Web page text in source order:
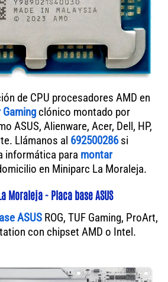
de CPU procesadores AMD en
clónico montado por
ASUS, Alienware, Acer, Dell, HP,
Llámanos al 692500286si
informática para montar
en Miniparc La Moraleja.
- Placa base ASUS
ASUS ROG, TUF Gaming, ProArt,
con chipset AMD o Intel.